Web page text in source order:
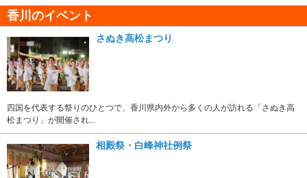
香川のイベント
さぬき高松まつり
四国を代表する祭りのひとつで、香川県内外から多くの人が訪れる「さぬき高
松まつり」が開催され...
相殿祭・白峰神社例祭